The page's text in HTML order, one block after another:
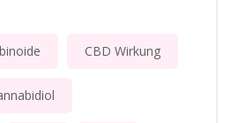
CBD Wirkung